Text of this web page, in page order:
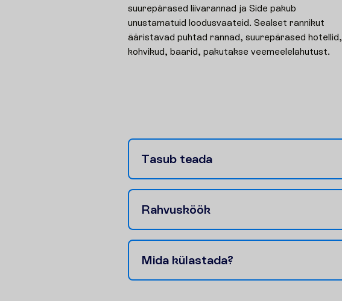
suurepärased liivarannad ja Side pakub
unustamatuid loodusvaateid. Sealset rannikut
ääristavad puhtad rannad, suurepärased hotellid,
kohvikud, baarid, pakutakse veemeelelahutust.
Tasub teada
Rahvusköök
Mida külastada?